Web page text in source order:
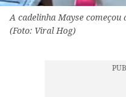
A cadelinha Mayse
(Foto: Viral Hog)